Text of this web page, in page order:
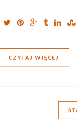
CZYTAJ WIĘCEJ